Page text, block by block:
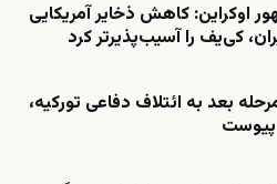
اوکراین: کاهش ذخایر آمریکایی
کی‌یف را آسیب‌پذیرتر کرد
بعد به ائتلاف دفاعی تورکیه،
پیوست